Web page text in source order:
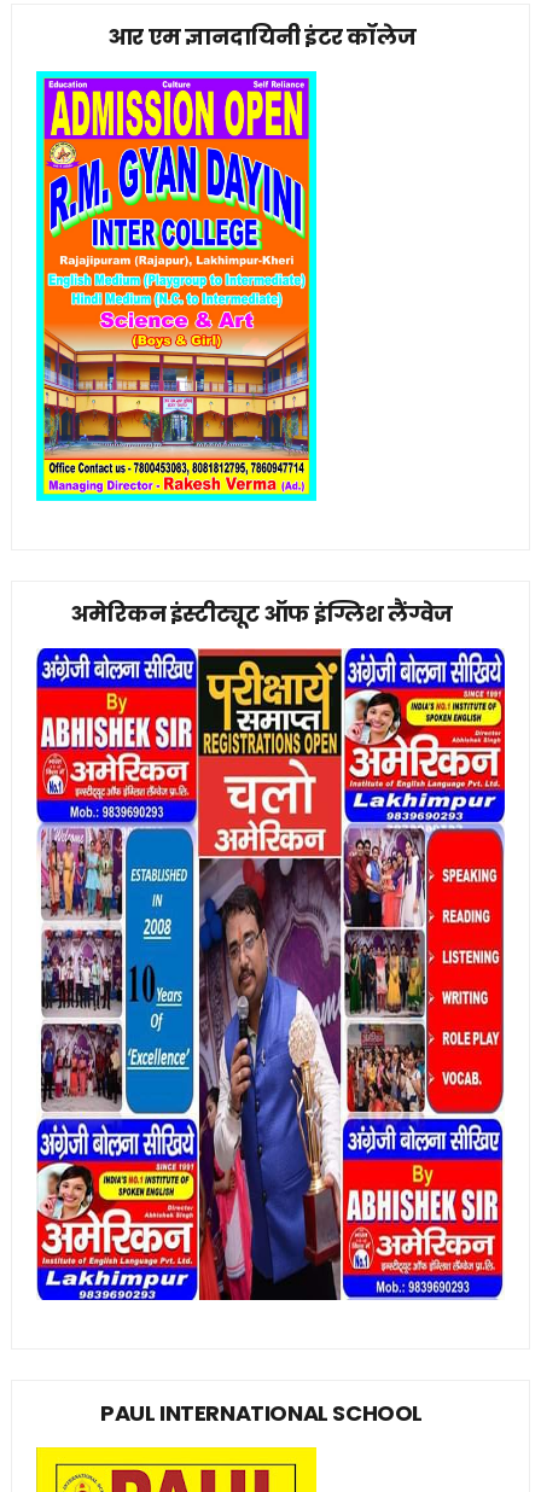
आर एम ज्ञानदायिनी इंटर कॉलेज
अमेरिकन इंस्टीट्यूट ऑफ इंग्लिश लैंग्वेज
PAUL INTERNATIONAL SCHOOL